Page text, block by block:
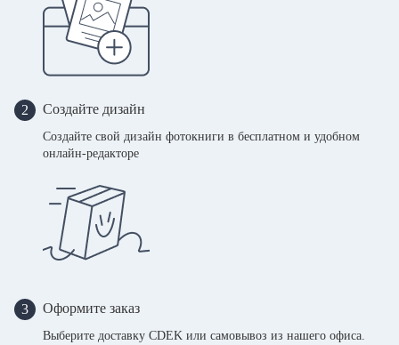
2 Создайте дизайн
Создайте свой дизайн фотокниги в бесплатном и удобном
онлайн-редакторе
3 Оформите заказ
Выберите доставку CDEK или самовывоз из нашего офиса.